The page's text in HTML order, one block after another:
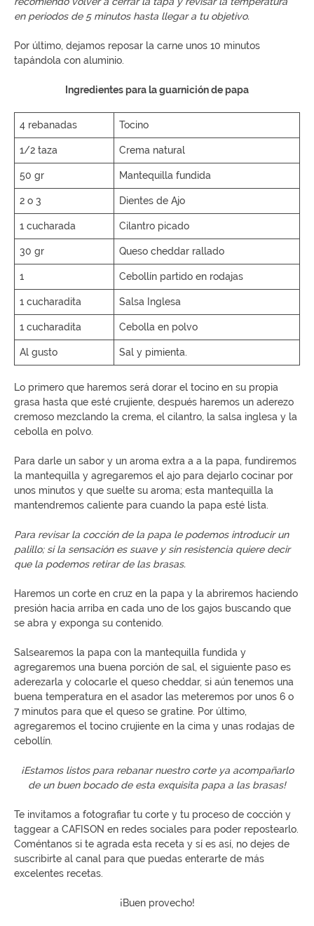
en periodos de 5 minutos hasta llegar a tu objetivo.
Por último, dejamos reposar la carne unos 10 minutos
tapándola con aluminio.
Ingredientes para la guarnición de papa
4 rebanadas Tocino
1/2 taza Crema natural
50 gr Mantequilla fundida
2 o 3 Dientes de Ajo
1 cucharada Cilantro picado
30 gr Queso cheddar rallado
1 Cebollín partido en rodajas
1 cucharadita Salsa Inglesa
1 cucharadita Cebolla en polvo
Al gusto Sal y pimienta.
Lo primero que haremos será dorar el tocino en su propia
grasa hasta que esté crujiente, después haremos un aderezo
cremoso mezclando la crema, el cilantro, la salsa inglesa y la
cebolla en polvo.
Para darle un sabor y un aroma extra a a la papa, fundiremos
la mantequilla y agregaremos el ajo para dejarlo cocinar por
unos minutos y que suelte su aroma; esta mantequilla la
mantendremos caliente para cuando la papa esté lista.
Para revisar la cocción de la papa le podemos introducir un
palillo; si la sensación es suave y sin resistencia quiere decir
que la podemos retirar de las brasas.
Haremos un corte en cruz en la papa y la abriremos haciendo
presión hacia arriba en cada uno de los gajos buscando que
se abra y exponga su contenido.
Salsearemos la papa con la mantequilla fundida y
agregaremos una buena porción de sal, el siguiente paso es
aderezarla y colocarle el queso cheddar, si aún tenemos una
buena temperatura en el asador las meteremos por unos 6 o
7 minutos para que el queso se gratine. Por último,
agregaremos el tocino crujiente en la cima y unas rodajas de
cebollín.
¡Estamos listos para rebanar nuestro corte ya acompañarlo
de un buen bocado de esta exquisita papa a las brasas!
Te invitamos a fotografiar tu corte y tu proceso de cocción y
taggear a CAFISON en redes sociales para poder repostearlo.
Coméntanos si te agrada esta receta y sí es así, no dejes de
suscribirte al canal para que puedas enterarte de más
excelentes recetas.
¡Buen provecho!